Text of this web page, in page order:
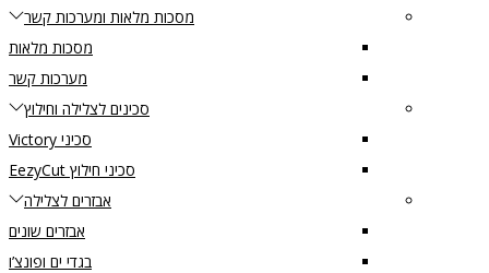
מסכות מלאות ומערכות קשר
מסכות מלאות
מערכות קשר
סכינים לצלילה וחילוץ
סכיני Victory
סכיני חילוץ EezyCut
אבזרים לצלילה
אבזרים שונים
בגדי ים ופונצ’ו